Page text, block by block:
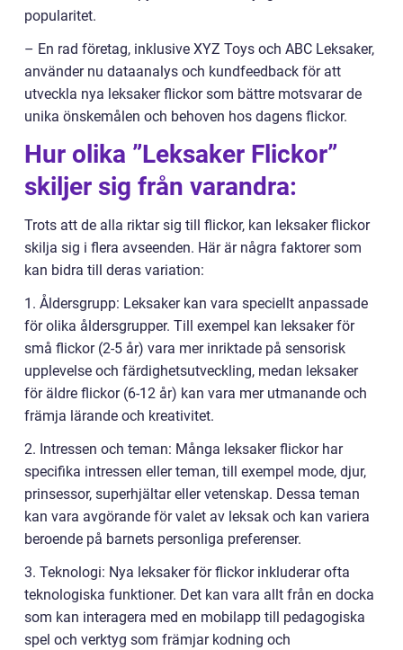
popularitet.
– En rad företag, inklusive XYZ Toys och ABC Leksaker,
använder nu dataanalys och kundfeedback för att
utveckla nya leksaker flickor som bättre motsvarar de
unika önskemålen och behoven hos dagens flickor.
Hur olika ”Leksaker Flickor”
skiljer sig från varandra:
Trots att de alla riktar sig till flickor, kan leksaker flickor
skilja sig i flera avseenden. Här är några faktorer som
kan bidra till deras variation:
1. Åldersgrupp: Leksaker kan vara speciellt anpassade
för olika åldersgrupper. Till exempel kan leksaker för
små flickor (2-5 år) vara mer inriktade på sensorisk
upplevelse och färdighetsutveckling, medan leksaker
för äldre flickor (6-12 år) kan vara mer utmanande och
främja lärande och kreativitet.
2. Intressen och teman: Många leksaker flickor har
specifika intressen eller teman, till exempel mode, djur,
prinsessor, superhjältar eller vetenskap. Dessa teman
kan vara avgörande för valet av leksak och kan variera
beroende på barnets personliga preferenser.
3. Teknologi: Nya leksaker för flickor inkluderar ofta
teknologiska funktioner. Det kan vara allt från en docka
som kan interagera med en mobilapp till pedagogiska
spel och verktyg som främjar kodning och